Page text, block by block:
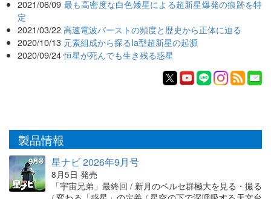
2021/06/09 最も高密度な白色矮星による超新星爆発の痕跡を特
定
2021/03/22 高速電波バーストの頻度と歴史から正体に迫る
2020/10/13 元素組成から探るIa型超新星の起源
2020/09/24 恒星が死んでも生き残る惑星
製品情報
星ナビ 2026年9月号
8月5日 発売
「宇宙兄弟」最終回 / 新月のペルセ群極大を見る・撮る